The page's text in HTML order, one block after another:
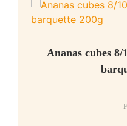
Ananas cubes